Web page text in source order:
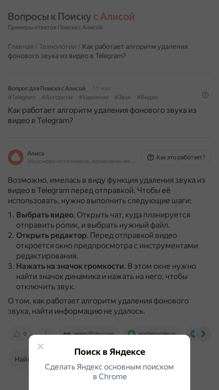
Вопросы к Поиску с Алисой
Примеры ответов Поиска с Алисой
Главная / Технологии / Как работает алгоритм удаления
фонового звука из видео в Telegram?
Вопрос для Поиска с Алисой
11 мая
#Telegram
#Алгоритм #Удаление #Звук #Видео
Как работает алгоритм удаления фонового звука из
видео в Telegram?
Алиса
На основе источников, возможны неточности
Как это работает?
Возможно, имелась в виду функция удаления звука из
видео в Telegram перед отправкой. Чтобы её
использовать, нужно выполнить следующие шаги:
Выбрать видео. Открыть чат, куда планируется
отправить ролик, и выбрать нужный файл.
Открыть редактор. Перед отправкой видео
откроется окно предпросмотра с инструментами
редактирования.
Нажать на значок громкости. В этом окне нужно
найти значок динамика и нажать на него, чтобы
отключить звук.
О том, как работает алгоритм удаления фонового
звука, найти информацию не удалось.
0 www.flickr.com appleinsider.ru t.me
Найти в Поиске
Поиск в Яндексе
Сделать Яндекс основным поиском
в Сhrome